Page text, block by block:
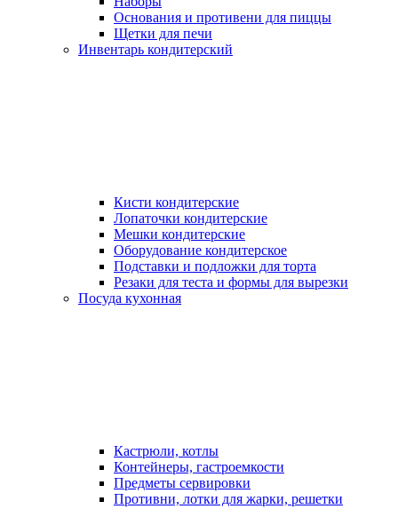
Основания и противени для пиццы
Щетки для печи
Инвентарь кондитерский
Кисти кондитерские
Лопаточки кондитерские
Мешки кондитерские
Оборудование кондитерское
Подставки и подложки для торта
Резаки для теста и формы для вырезки
Посуда кухонная
Кастрюли, котлы
Контейнеры, гастроемкости
Предметы сервировки
Противни, лотки для жарки, решетки